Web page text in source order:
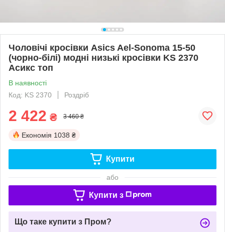
Чоловічі кросівки Asics Ael-Sonoma 15-50
(чорно-білі) модні низькі кросівки KS 2370
Асикс топ
В наявності
Код: KS 2370
Роздріб
2 422 ₴ 3 460 ₴
Економія 1038 ₴
Купити
або
Купити з
Що таке купити з Пром?